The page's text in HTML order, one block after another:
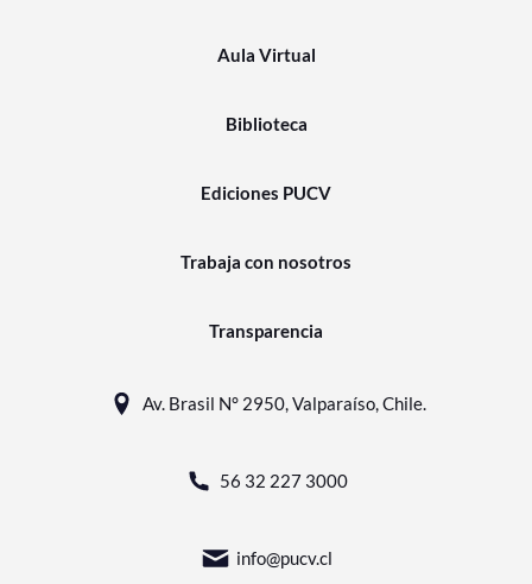
Aula Virtual
Biblioteca
Ediciones PUCV
Trabaja con nosotros
Transparencia
Av. Brasil N° 2950, Valparaíso, Chile.
56 32 227 3000
info@pucv.cl